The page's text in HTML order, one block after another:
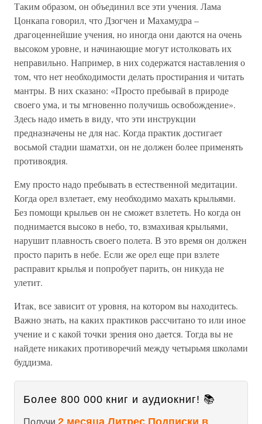
Таким образом, он объединил все эти учения. Лама
Цонкапа говорил, что Дзогчен и Махамудра –
драгоценнейшие учения, но иногда они даются на очень
высоком уровне, и начинающие могут истолковать их
неправильно. Например, в них содержатся наставления о
том, что нет необходимости делать простирания и читать
мантры. В них сказано: «Просто пребывай в природе
своего ума, и ты мгновенно получишь освобождение».
Здесь надо иметь в виду, что эти инструкции
предназначены не для нас. Когда практик достигает
восьмой стадии шаматхи, он не должен более применять
противоядия.
Ему просто надо пребывать в естественной медитации.
Когда орел взлетает, ему необходимо махать крыльями.
Без помощи крыльев он не сможет взлететь. Но когда он
поднимается высоко в небо, то, взмахивая крыльями,
нарушит плавность своего полета. В это время он должен
просто парить в небе. Если же орел еще при взлете
расправит крылья и попробует парить, он никуда не
улетит.
Итак, все зависит от уровня, на котором вы находитесь.
Важно знать, на каких практиков рассчитано то или иное
учение и с какой точки зрения оно дается. Тогда вы не
найдете никаких противоречий между четырьмя школами
буддизма.
Более 800 000 книг и аудиокниг! 📚
Получи 2 месяца Литрес Подписки в